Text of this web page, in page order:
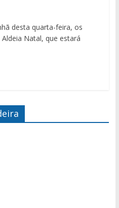
desta quarta-feira, os
Natal, que estará